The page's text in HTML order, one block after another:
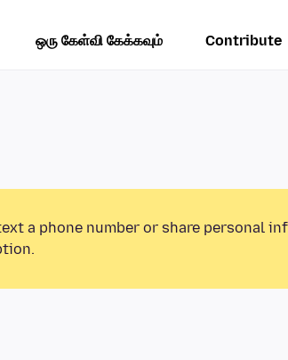
ஒரு கேள்வி கேக்கவும் Contribute
a phone number or share personal